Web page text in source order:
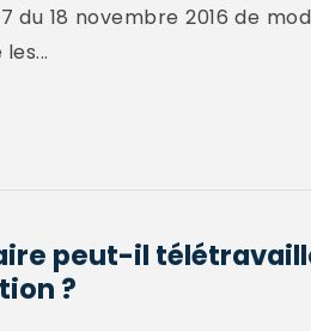
du 18 novembre 2016 de
peut-il
?